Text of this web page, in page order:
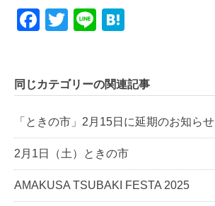
Facebook
Twitter
Line
同じカテゴリーの関連記事
「ときの市」2月15日に延期のお知らせ
2月1日（土）ときの市
AMAKUSA TSUBAKI FESTA 2025